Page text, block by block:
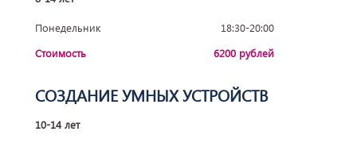
Понедельник
18:30-20:00
Стоимость
6200 рублей
СОЗДАНИЕ УМНЫХ УСТРОЙСТВ
10-14 лет